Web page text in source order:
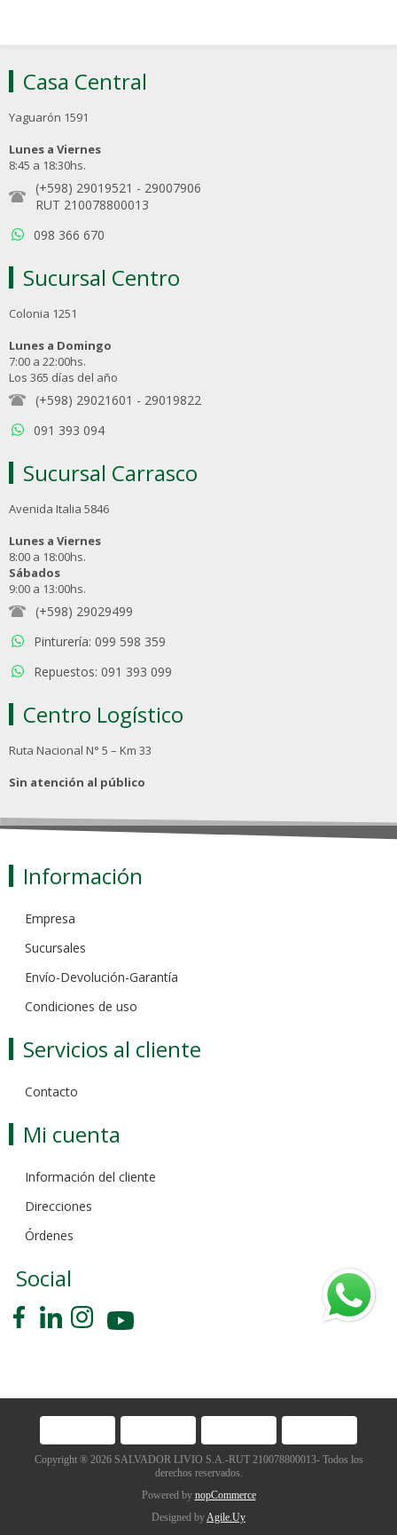
Casa Central
Yaguarón 1591
Lunes a Viernes
8:45 a 18:30hs.
(+598) 29019521 - 29007906
RUT 210078800013
098 366 670
Sucursal Centro
Colonia 1251
Lunes a Domingo
7:00 a 22:00hs.
Los 365 días del año
(+598) 29021601 - 29019822
091 393 094
Sucursal Carrasco
Avenida Italia 5846
Lunes a Viernes
8:00 a 18:00hs.
Sábados
9:00 a 13:00hs.
(+598) 29029499
Pinturería: 099 598 359
Repuestos: 091 393 099
Centro Logístico
Ruta Nacional N° 5 – Km 33
Sin atención al público
Información
Empresa
Sucursales
Envío-Devolución-Garantía
Condiciones de uso
Servicios al cliente
Contacto
Mi cuenta
Información del cliente
Direcciones
Órdenes
Social
Copyright ® 2026 SALVADOR LIVIO S.A.-RUT 210078800013- Todos los
derechos reservados.
Powered by nopCommerce
Designed byAgile.Uy